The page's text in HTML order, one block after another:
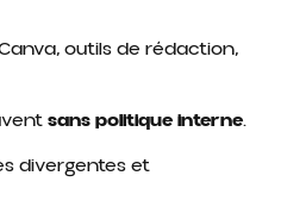
outils de rédaction,
sans politique interne.
divergentes et